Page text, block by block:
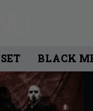
BLACK